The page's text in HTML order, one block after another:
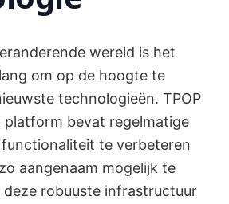
wereld is het
om op de hoogte te
technologieën. TPOP
bevat regelmatige
te verbeteren
aangenaam mogelijk te
deze robuuste infrastructuur